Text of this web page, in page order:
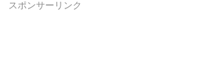
スポンサーリンク